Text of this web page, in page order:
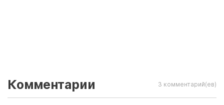
Комментарии 3 комментарий(ев)